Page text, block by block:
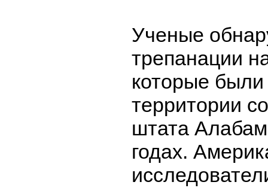
Ученые
трепанации
которые
территории
штата
годах.